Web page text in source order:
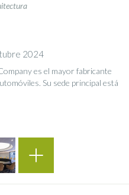
2024
es el mayor fabricante
Su sede principal está